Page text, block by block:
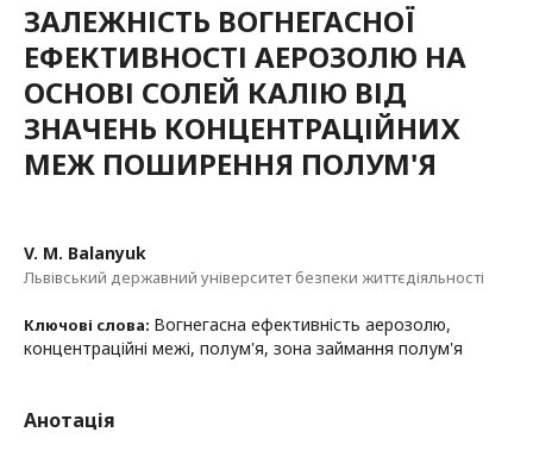
ЗАЛЕЖНІСТЬ ВОГНЕГАСНОЇ
ЕФЕКТИВНОСТІ АЕРОЗОЛЮ НА
ОСНОВІ СОЛЕЙ КАЛІЮ ВІД
ЗНАЧЕНЬ КОНЦЕНТРАЦІЙНИХ
МЕЖ ПОШИРЕННЯ ПОЛУМ'Я
V. M. Balanyuk
Львівський державний університет безпеки життєдіяльності
Ключові слова: Вогнегасна ефективність аерозолю,
концентраційні межі, полум'я, зона займання полум'я
Анотація